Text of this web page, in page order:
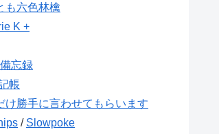
も六色林檎
K +
忘録
帳
け勝手に言わせてもらいます
/ Slowpoke